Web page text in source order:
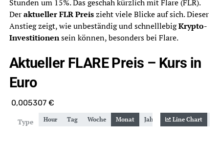
Stunden um 15%. Das geschah kürzlich mit Flare (FLR).
Deraktueller FLR Preiszieht viele Blicke auf sich. Dieser
Anstieg zeigt, wie unbeständig und schnelllebigKrypto-
Investitionensein können, besonders bei Flare.
Aktueller FLARE Preis – Kurs in
Euro
0,005307 €
Zoom Hour Tag Woche Monat Jahr Gesamt
Type Line Chart